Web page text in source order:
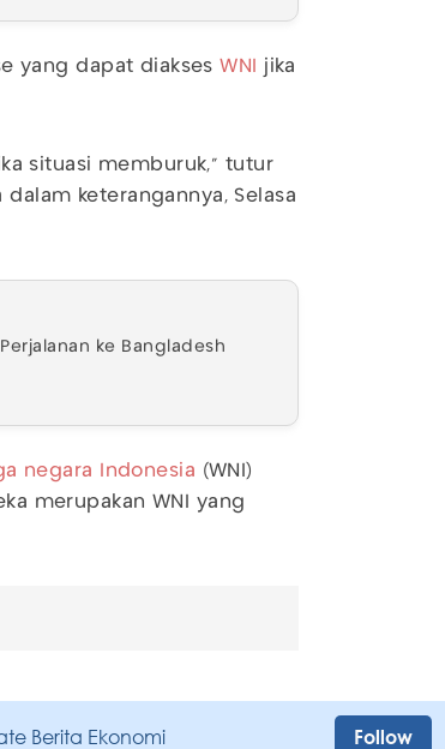
yang dapat diaksesWNI
jika
situasi memburuk," tutur
keterangannya, Selasa
ke Bangladesh
negara Indonesia (WNI)
merupakan WNI yang
Berita Ekonomi Follow